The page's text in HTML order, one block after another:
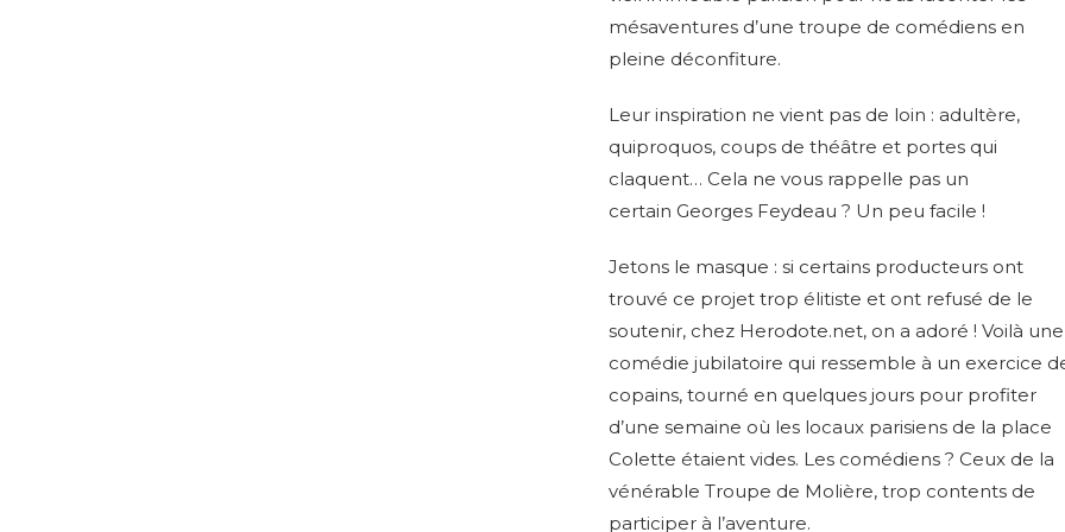
mésaventures d’une troupe de comédiens en
pleine déconfiture.
Leur inspiration ne vient pas de loin : adultère,
quiproquos, coups de théâtre et portes qui
claquent… Cela ne vous rappelle pas un
certain Georges Feydeau ? Un peu facile !
Jetons le masque : si certains producteurs ont
trouvé ce projet trop élitiste et ont refusé de le
soutenir, chez Herodote.net, on a adoré ! Voilà une
comédie jubilatoire qui ressemble à un exercice
copains, tourné en quelques jours pour profiter
d’une semaine où les locaux parisiens de la place
Colette étaient vides. Les comédiens ? Ceux de la
vénérable Troupe de Molière, trop contents de
participer à l’aventure.